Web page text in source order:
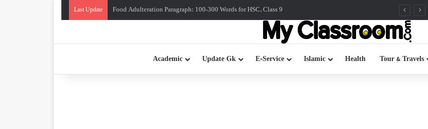
Last Update Food Adulteration Paragraph: 100-300 Words for HSC, Class 9
Academic Update Gk E-Service Islamic Health Tour & Travels